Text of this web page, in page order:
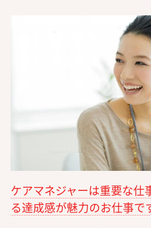
ケアマネジャーは重要な仕
る達成感が魅力のお仕事で